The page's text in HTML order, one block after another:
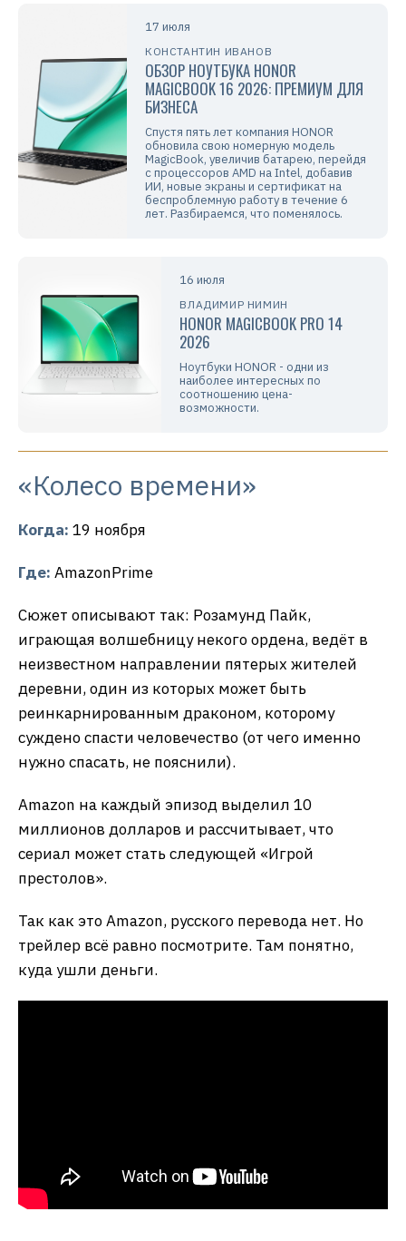
17 июля
КОНСТАНТИН ИВАНОВ
ОБЗОР НОУТБУКА HONOR
MAGICBOOK 16 2026: ПРЕМИУМ ДЛЯ
БИЗНЕСА
Спустя пять лет компания HONOR
обновила свою номерную модель
MagicBook, увеличив батарею, перейдя
с процессоров AMD на Intel, добавив
ИИ, новые экраны и сертификат на
беспроблемную работу в течение 6
лет. Разбираемся, что поменялось.
16 июля
ВЛАДИМИР НИМИН
HONOR MAGICBOOK PRO 14
2026
Ноутбуки HONOR - одни из
наиболее интересных по
соотношению цена-
возможности.
«Колесо времени»
Когда: 19 ноября
Где: AmazonPrime
Сюжет описывают так: Розамунд Пайк,
играющая волшебницу некого ордена, ведёт в
неизвестном направлении пятерых жителей
деревни, один из которых может быть
реинкарнированным драконом, которому
суждено спасти человечество (от чего именно
нужно спасать, не пояснили).
Amazon на каждый эпизод выделил 10
миллионов долларов и рассчитывает, что
сериал может стать следующей «Игрой
престолов».
Так как это Amazon, русского перевода нет. Но
трейлер всё равно посмотрите. Там понятно,
куда ушли деньги.